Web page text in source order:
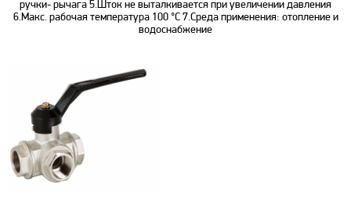
ручки- рычага 5.Шток не выталкивается при увеличении давления
6.Макс. рабочая температура 100 °С 7.Среда применения: отопление и
водоснабжение